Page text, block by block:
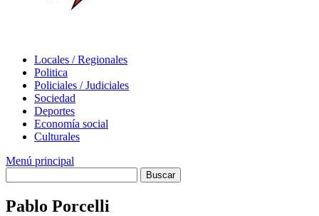
Locales / Regionales
Politica
Policiales / Judiciales
Sociedad
Deportes
Economía social
Culturales
Menú principal
Pablo Porcelli